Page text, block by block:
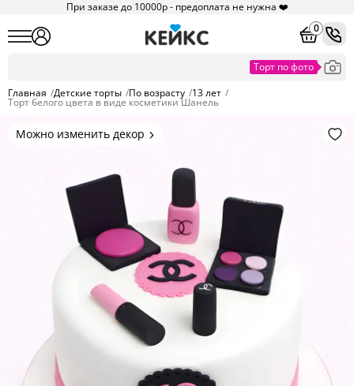
При заказе до 10000р - предоплата не нужна ❤️
0
Главная /Детские торты /По возрасту /13 лет /
Торт белого цвета в виде косметики Шанель
Можно изменить декор